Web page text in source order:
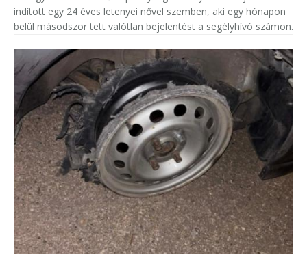
indított egy 24 éves letenyei nővel szemben, aki egy hónapon
belül másodszor tett valótlan bejelentést a segélyhívó számon.